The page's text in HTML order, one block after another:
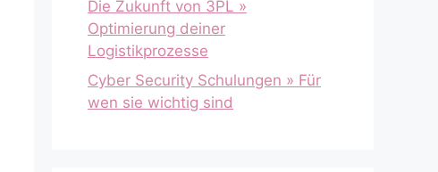
Die Zukunft von 3PL »
Optimierung deiner
Logistikprozesse
Cyber Security Schulungen » Für
wen sie wichtig sind